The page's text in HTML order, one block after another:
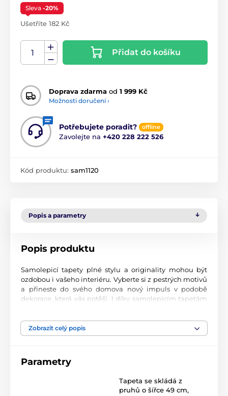
Sleva -20%
Ušetříte 182 Kč
Přidat do košíku
Doprava zdarma od 1 999 Kč
Možnosti doručení ›
Potřebujete poradit? offline
Zavolejte na +420 228 222 526
Kód produktu: sam1120
Popis a parametry
Popis produktu
Samolepicí tapety plné stylu a originality mohou být
ozdobou i vašeho interiéru. Vyberte si z pestrých motivů
a přineste do svého domova nový impuls v podobě
dekorace, která vás potěší. I díky samolepicím tapetám
Perfektní tiskové zpracování
materiál s jemným povrchem a matným vzhledem. Tisk
90 µm. Tyto tapety neobsahují PVC a jsou opatřeny silně
přilnavým akrylovým lepidlem, které zajistí jejich pevné
Zobrazit celý popis
Parametry
Tapeta se skládá z
pruhů o šířce 49 cm,